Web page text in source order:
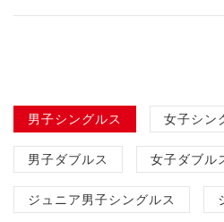
男子シングルス 女子シン
男子ダブルス 女子ダブル
ジュニア男子シングルス